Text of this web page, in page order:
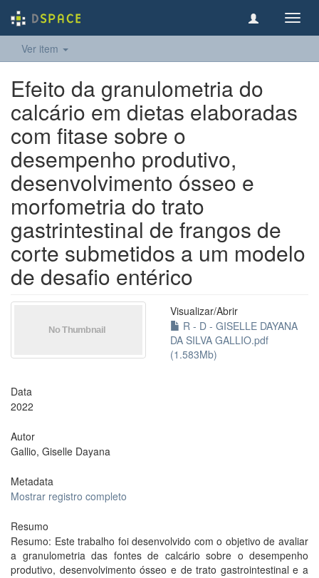
Ver item
Efeito da granulometria do
calcário em dietas elaboradas
com fitase sobre o
desempenho produtivo,
desenvolvimento ósseo e
morfometria do trato
gastrintestinal de frangos de
corte submetidos a um modelo
de desafio entérico
Visualizar/Abrir
R - D - GISELLE DAYANA
DA SILVA GALLIO.pdf
(1.583Mb)
Data
2022
Autor
Gallio, Giselle Dayana
Metadata
Mostrar registro completo
Resumo
Resumo: Este trabalho foi desenvolvido com o objetivo de avaliar
a granulometria das fontes de calcário sobre o desempenho
produtivo, desenvolvimento ósseo e de trato gastrointestinal e a